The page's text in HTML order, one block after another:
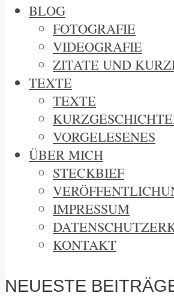
BLOG
FOTOGRAFIE
VIDEOGRAFIE
ZITATE UND
TEXTE
TEXTE
VORGELESENES
ÜBER MICH
STECKBIEF
IMPRESSUM
KONTAKT
NEUESTE